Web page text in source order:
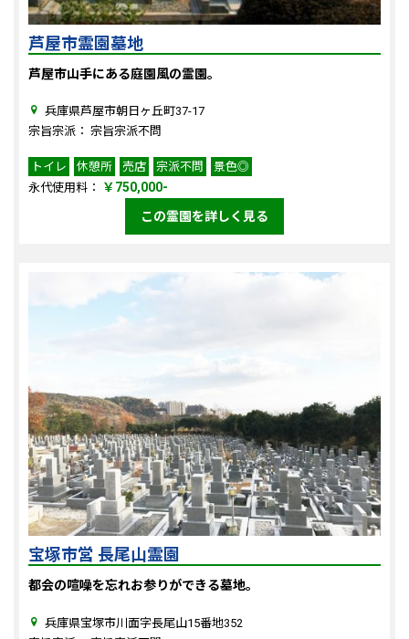
芦屋市霊園墓地
芦屋市山手にある庭園風の霊園。
兵庫県芦屋市朝日ヶ丘町37-17
宗旨宗派： 宗旨宗派不問
トイレ 休憩所 売店 宗派不問
景色◎
永代使用料：
￥750,000-
この霊園を詳しく見る
宝塚市営 長尾山霊園
都会の喧噪を忘れお参りができる墓地。
兵庫県宝塚市川面字長尾山15番地352